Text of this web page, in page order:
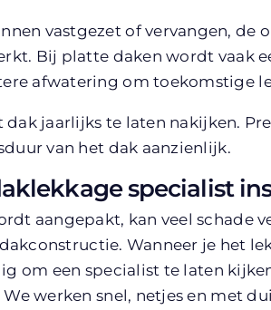
vastgezet of vervangen,
Bij platte daken wordt vaak
afwatering om toekomstige
dak jaarlijks te laten nakijken.
van het dak aanzienlijk.
specialist
aangepakt, kan veel schade
Wanneer je het
om een specialist te laten
werken snel, netjes en met